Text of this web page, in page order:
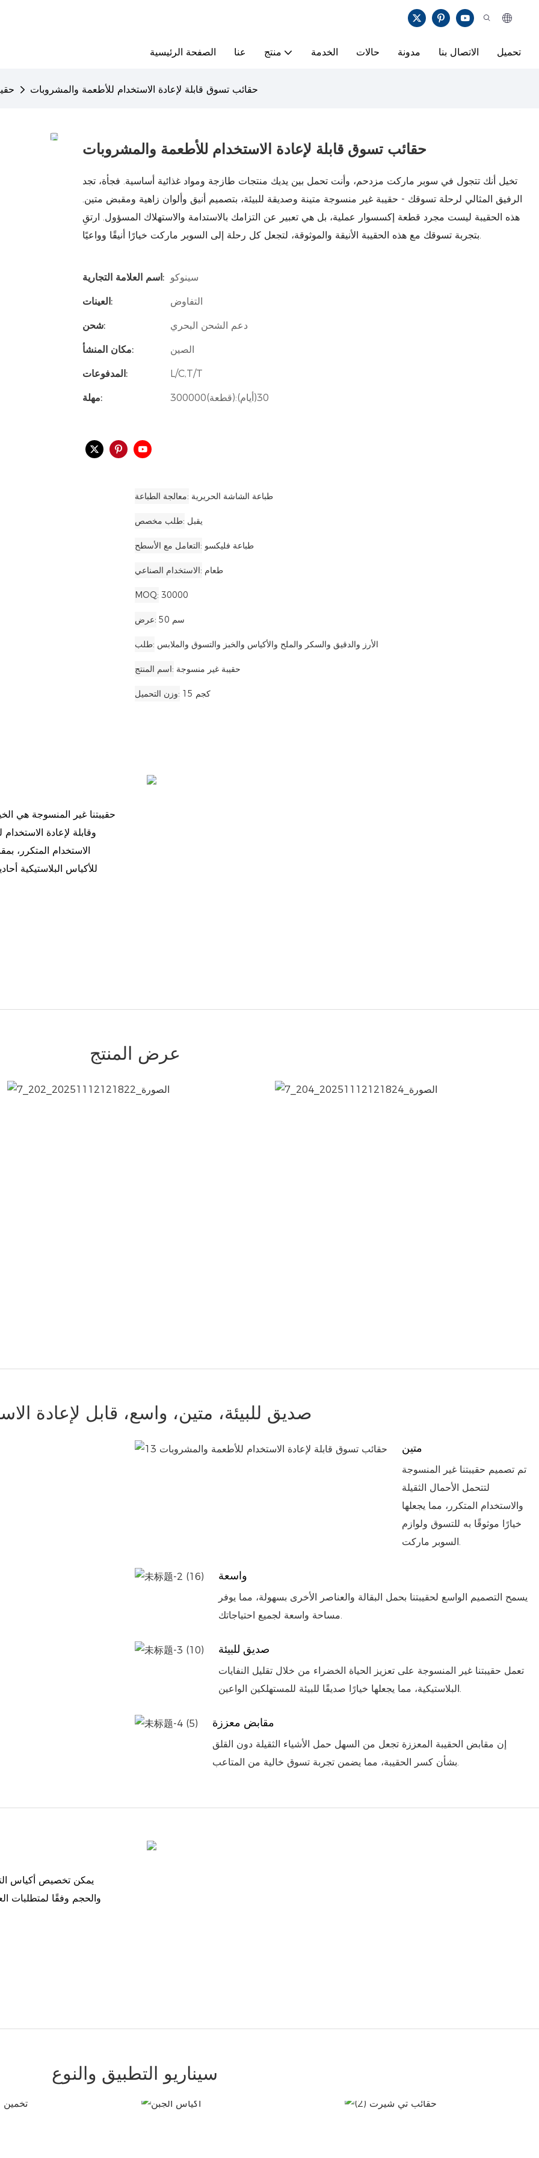
الصفحة الرئيسية عنا منتج الخدمة حالات مدونة الاتصال بنا تحميل
حقائب تسوق قابلة لإعادة الاستخدام للأطعمة والمشروبات
حقائب تسوق قابلة لإعادة الاستخدام للأطعمة والمشروبات
تخيل أنك تتجول في سوبر ماركت مزدحم، وأنت تحمل بين يديك منتجات طازجة ومواد غذائية أساسية. فجأة، تجد
الرفيق المثالي لرحلة تسوقك - حقيبة غير منسوجة متينة وصديقة للبيئة، بتصميم أنيق وألوان زاهية ومقبض متين.
هذه الحقيبة ليست مجرد قطعة إكسسوار عملية، بل هي تعبير عن التزامك بالاستدامة والاستهلاك المسؤول. ارتقِ
بتجربة تسوقك مع هذه الحقيبة الأنيقة والموثوقة، لتجعل كل رحلة إلى السوبر ماركت خيارًا أنيقًا وواعيًا.
اسم العلامة التجارية: سينوكو
العينات: التفاوض
شحن: دعم الشحن البحري
مكان المنشأ: الصين
المدفوعات: L/C,T/T
مهلة: 300000(قطعة):30(أيام)
معالجة الطباعة طباعة الشاشة الحريرية
طلب مخصص يقبل
التعامل مع الأسطح طباعة فليكسو
الاستخدام الصناعي طعام
MOQ 30000
عرض 50 سم
طلب الأرز والدقيق والسكر والملح والأكياس والخبز والتسوق والملابس
اسم المنتج حقيبة غير منسوجة
وزن التحميل 15 كجم
حقيبتنا غير المنسوجة هي
وقابلة لإعادة
الاستخدام المتكرر،
للأكياس البلاستيكية
عرض المنتج
صديق للبيئة، متين، واسع، قابل لإعادة
متين
تم تصميم حقيبتنا غير المنسوجة
لتتحمل الأحمال الثقيلة
والاستخدام المتكرر، مما يجعلها
خيارًا موثوقًا به للتسوق ولوازم
السوبر ماركت.
واسعة
يسمح التصميم الواسع لحقيبتنا بحمل البقالة والعناصر الأخرى بسهولة، مما يوفر
مساحة واسعة لجميع احتياجاتك.
صديق للبيئة
تعمل حقيبتنا غير المنسوجة على تعزيز الحياة الخضراء من خلال تقليل النفايات
البلاستيكية، مما يجعلها خيارًا صديقًا للبيئة للمستهلكين الواعين.
مقابض معززة
إن مقابض الحقيبة المعززة تجعل من السهل حمل الأشياء الثقيلة دون القلق
يمكن تخصيص أكياس
والحجم وفقًا لمتطلبات
سيناريو التطبيق والنوع